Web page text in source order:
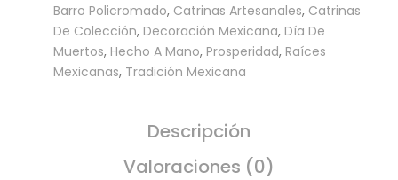
Barro Policromado, Catrinas Artesanales, Catrinas
De Colección, Decoración Mexicana, Día De
Muertos, Hecho A Mano, Prosperidad, Raíces
Mexicanas, Tradición Mexicana
Descripción
Valoraciones (0)